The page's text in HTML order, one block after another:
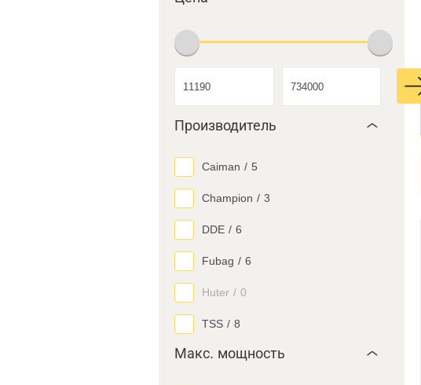
Производитель
Caiman / 5
Champion / 3
DDE / 6
Fubag / 6
Huter / 0
TSS / 8
Макс. мощность